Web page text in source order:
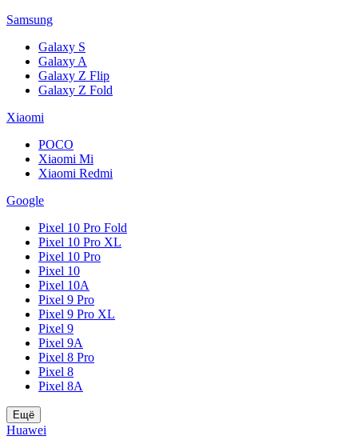
Samsung
Galaxy S
Galaxy A
Galaxy Z Flip
Galaxy Z Fold
Xiaomi
POCO
Xiaomi Mi
Xiaomi Redmi
Google
Pixel 10 Pro Fold
Pixel 10 Pro XL
Pixel 10 Pro
Pixel 10
Pixel 10A
Pixel 9 Pro
Pixel 9 Pro XL
Pixel 9
Pixel 9A
Pixel 8 Pro
Pixel 8
Pixel 8A
Ещё
Huawei